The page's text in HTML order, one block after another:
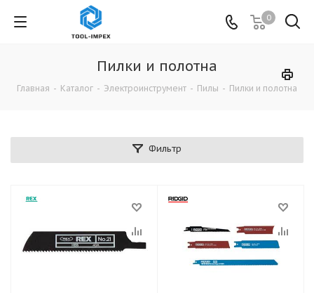
0
Пилки и полотна
Главная - Каталог - Электроинструмент - Пилы - Пилки и полотна
Фильтр